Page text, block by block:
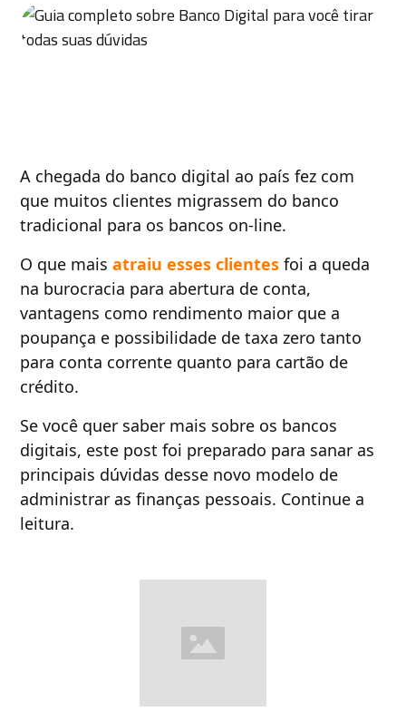
A chegada do banco digital ao país fez com
que muitos clientes migrassem do banco
tradicional para os bancos on-line.
O que maisatraiu esses clientes foi a queda
na burocracia para abertura de conta,
vantagens como rendimento maior que a
poupança e possibilidade de taxa zero tanto
para conta corrente quanto para cartão de
crédito.
Se você quer saber mais sobre os bancos
digitais, este post foi preparado para sanar as
principais dúvidas desse novo modelo de
administrar as finanças pessoais. Continue a
leitura.